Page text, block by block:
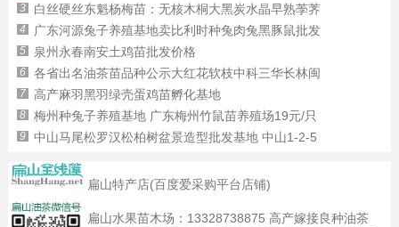
3 白丝硬丝东魁杨梅苗：无核木桐大黑炭水晶早熟荸荠
4 广东河源兔子养殖基地卖比利时种兔肉兔黑豚鼠批发
5 泉州永春南安土鸡苗批发价格
6 各省出名油茶苗品种公示大红花软枝中科三华长林闽
7 高产麻羽黑羽绿壳蛋鸡苗孵化基地
8 梅州种兔子养殖基地 广东梅州竹鼠苗养殖场19元/只
9 中山马尾松罗汉松柏树盆景造型批发基地 中山1-2-5
扁山特产店(百度爱采购平台店铺)
扁山水果苗木场： 13328738875 高产嫁接良种油茶